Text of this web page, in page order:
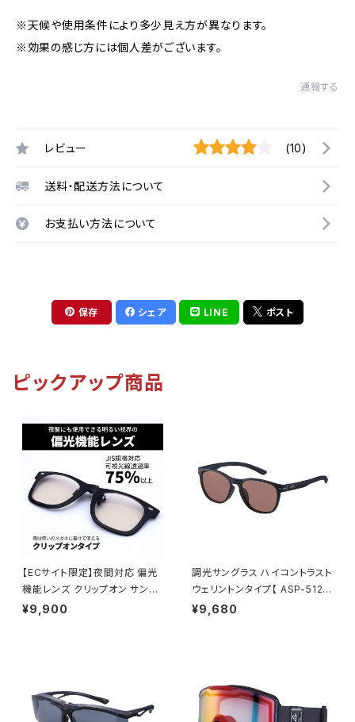
※天候や使用条件により多少見え方が異なります。
※効果の感じ方には個人差がございます。
通報する
レビュー (10)
送料・配送方法について
お支払い方法について
保存 シェア LINE ポスト
ピックアップ商品
【ECサイト限定】夜間対応 偏光
機能レンズ クリップオン サング
ラス 【AS-3NV BK】 ウェリント
¥9,900
調光サングラス ハイコントラスト
ウェリントンタイプ【 ASP-5125
MBK 】 軽量サングラス 調光レ
¥9,680